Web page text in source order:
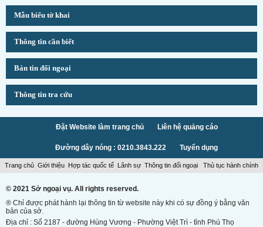
Mẫu biểu tờ khai
Thông tin cần biết
Bản tin đối ngoại
Thông tin tra cứu
Đặt Website làm trang chủ Liên hệ quảng cáo
Đường dây nóng : 0210.3843.222 Tuyển dụng
Trang chủ Giới thiệu Hợp tác quốc tế Lãnh sự Thông tin đối ngoại Thủ tục hành chính
© 2021 Sở ngoại vụ. All rights reserved.
® Chỉ được phát hành lại thông tin từ website này khi có sự đồng ý bằng văn
bản của sở.
Địa chỉ : Số 2187 - đường Hùng Vương - Phường Việt Trì - tỉnh Phú Thọ